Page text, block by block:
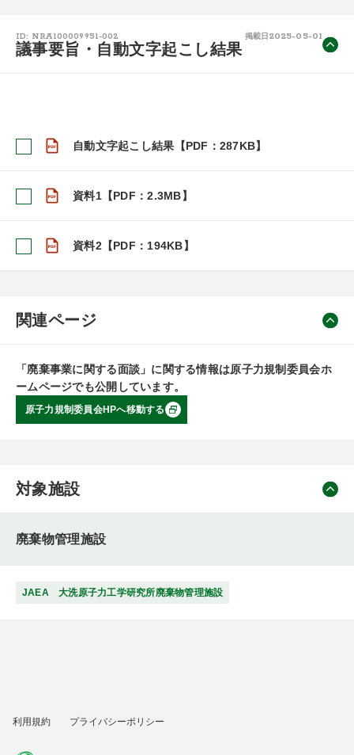
ID: NRA100009951-002 掲載日 2025-05-01
議事要旨・自動文字起こし結果
自動文字起こし結果【PDF：287KB】
資料1【PDF：2.3MB】
資料2【PDF：194KB】
関連ページ
「廃棄事業に関する面談」に関する情報は原子力規制委員会ホ
ームページでも公開しています。
原子力規制委員会HPへ移動する
対象施設
廃棄物管理施設
JAEA 大洗原子力工学研究所廃棄物管理施設
利用規約 プライバシーポリシー